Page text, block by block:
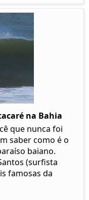
na Bahia
que nunca foi
saber como é o
baiano.
(surfista
famosas da